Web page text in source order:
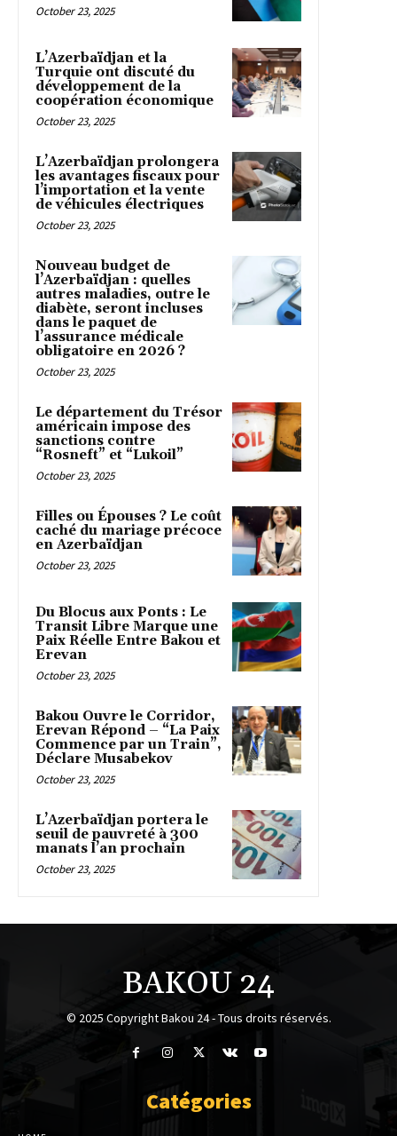
October 23, 2025
L’Azerbaïdjan et la
Turquie ont discuté du
développement de la
coopération économique
October 23, 2025
L’Azerbaïdjan prolongera
les avantages fiscaux pour
l’importation et la vente
de véhicules électriques
October 23, 2025
Nouveau budget de
l’Azerbaïdjan : quelles
autres maladies, outre le
diabète, seront incluses
dans le paquet de
l’assurance médicale
obligatoire en 2026 ?
October 23, 2025
Le département du Trésor
américain impose des
sanctions contre
“Rosneft” et “Lukoil”
October 23, 2025
Filles ou Épouses ? Le coût
caché du mariage précoce
en Azerbaïdjan
October 23, 2025
Du Blocus aux Ponts : Le
Transit Libre Marque une
Paix Réelle Entre Bakou et
Erevan
October 23, 2025
Bakou Ouvre le Corridor,
Erevan Répond – “La Paix
Commence par un Train”,
Déclare Musabekov
October 23, 2025
L’Azerbaïdjan portera le
seuil de pauvreté à 300
manats l’an prochain
October 23, 2025
BAKOU 24
© 2025 Copyright Bakou 24 - Tous droits réservés.
Catégories